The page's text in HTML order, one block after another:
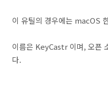
이 유틸의 경우에는 macOS
이름은 KeyCastr 이며, 오픈
다.